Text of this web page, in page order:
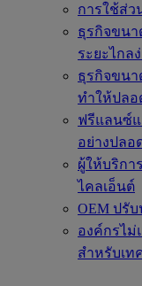
การใช้ส่ว
ธุรกิจขนา
ระยะไกล
ธุรกิจขน
ทำให้ปลอ
ฟรีแลนซ์
อย่างปลอ
ผู้ให้บริกา
ไคลเอ็นต์
OEM ปรับ
องค์กรไม่
สำหรับเท